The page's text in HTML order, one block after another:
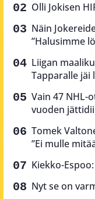
Olli Jokisen
Näin
”Halusimme
Liigan
Tapparalle jäi
Vain 47 NHL-
vuoden
Tomek
”Ei mulle
Kiekko-
Nyt se on